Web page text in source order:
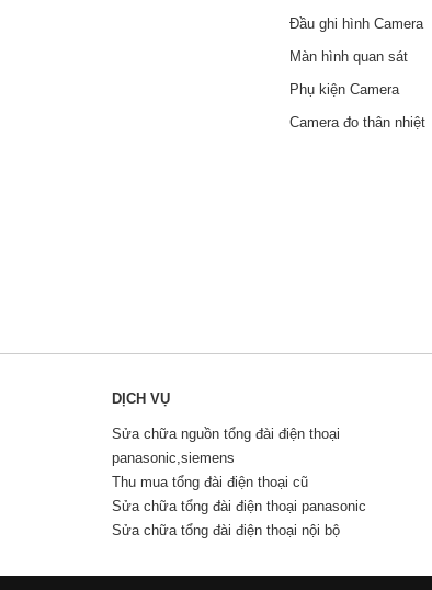
Đầu ghi hình Camera
Màn hình quan sát
Phụ kiện Camera
Camera đo thân nhiệt
DỊCH VỤ
Sửa chữa nguồn tổng đài điện thoại
panasonic,siemens
Thu mua tổng đài điện thoại cũ
Sửa chữa tổng đài điện thoại panasonic
Sửa chữa tổng đài điện thoại nội bộ